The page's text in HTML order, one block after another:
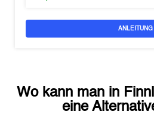
ANLEITUNG
Wo kann man in
eine